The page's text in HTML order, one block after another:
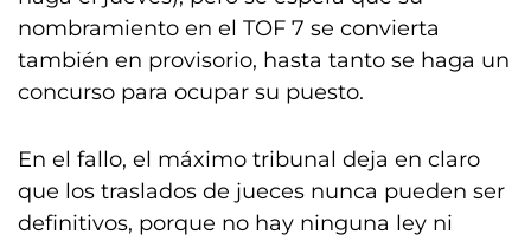
nombramiento en el TOF 7 se convierta
también en provisorio, hasta tanto se haga un
concurso para ocupar su puesto.
En el fallo, el máximo tribunal deja en claro
que los traslados de jueces nunca pueden ser
definitivos, porque no hay ninguna ley ni